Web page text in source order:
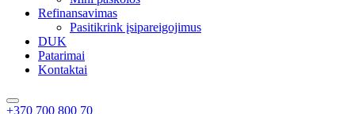
Refinansavimas
Pasitikrink įsipareigojimus
DUK
Patarimai
Kontaktai
+370 700 800 70